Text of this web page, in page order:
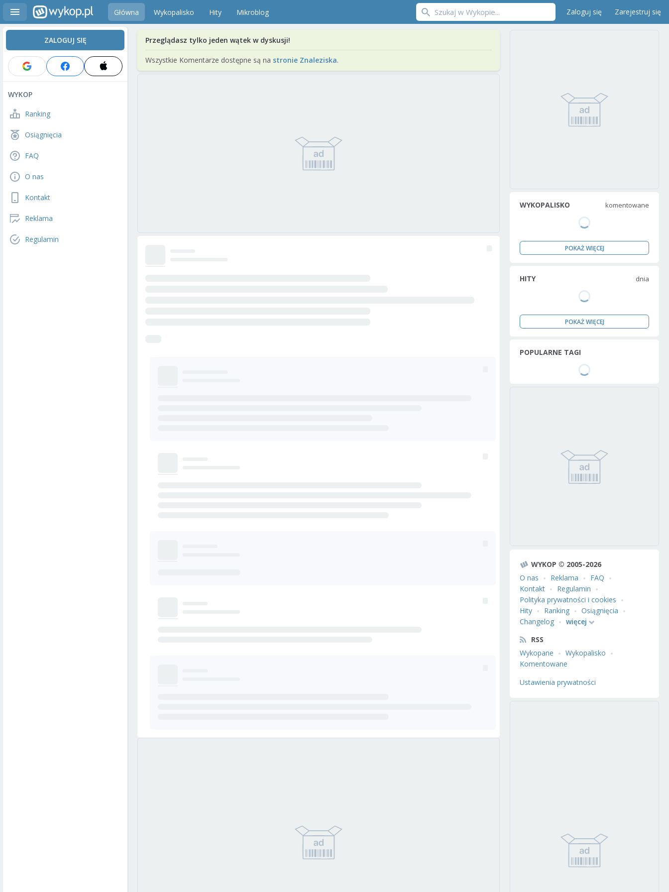
Główna Wykopalisko Hity Mikroblog Zaloguj się Zarejestruj się
ZALOGUJ SIĘ
WYKOP
Ranking
Osiągnięcia
FAQ
O nas
Kontakt
Reklama
Regulamin
Przeglądasz tylko jeden wątek w dyskusji!
Wszystkie Komentarze dostępne są na stronie Znaleziska.
WYKOPALISKO komentowane
POKAŻ WIĘCEJ
HITY dnia
POKAŻ WIĘCEJ
POPULARNE TAGI
WYKOP © 2005-2026
O nas
Reklama
FAQ
Kontakt
Regulamin
Polityka prywatności i cookies
Hity
Ranking
Osiągnięcia
Changelog
więcej
RSS
Wykopane
Wykopalisko
Komentowane
Ustawienia prywatności